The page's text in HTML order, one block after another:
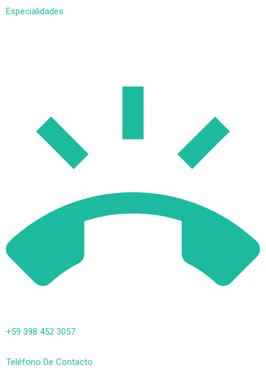
Especialidades
+59 398 452 3057
Teléfono De Contacto